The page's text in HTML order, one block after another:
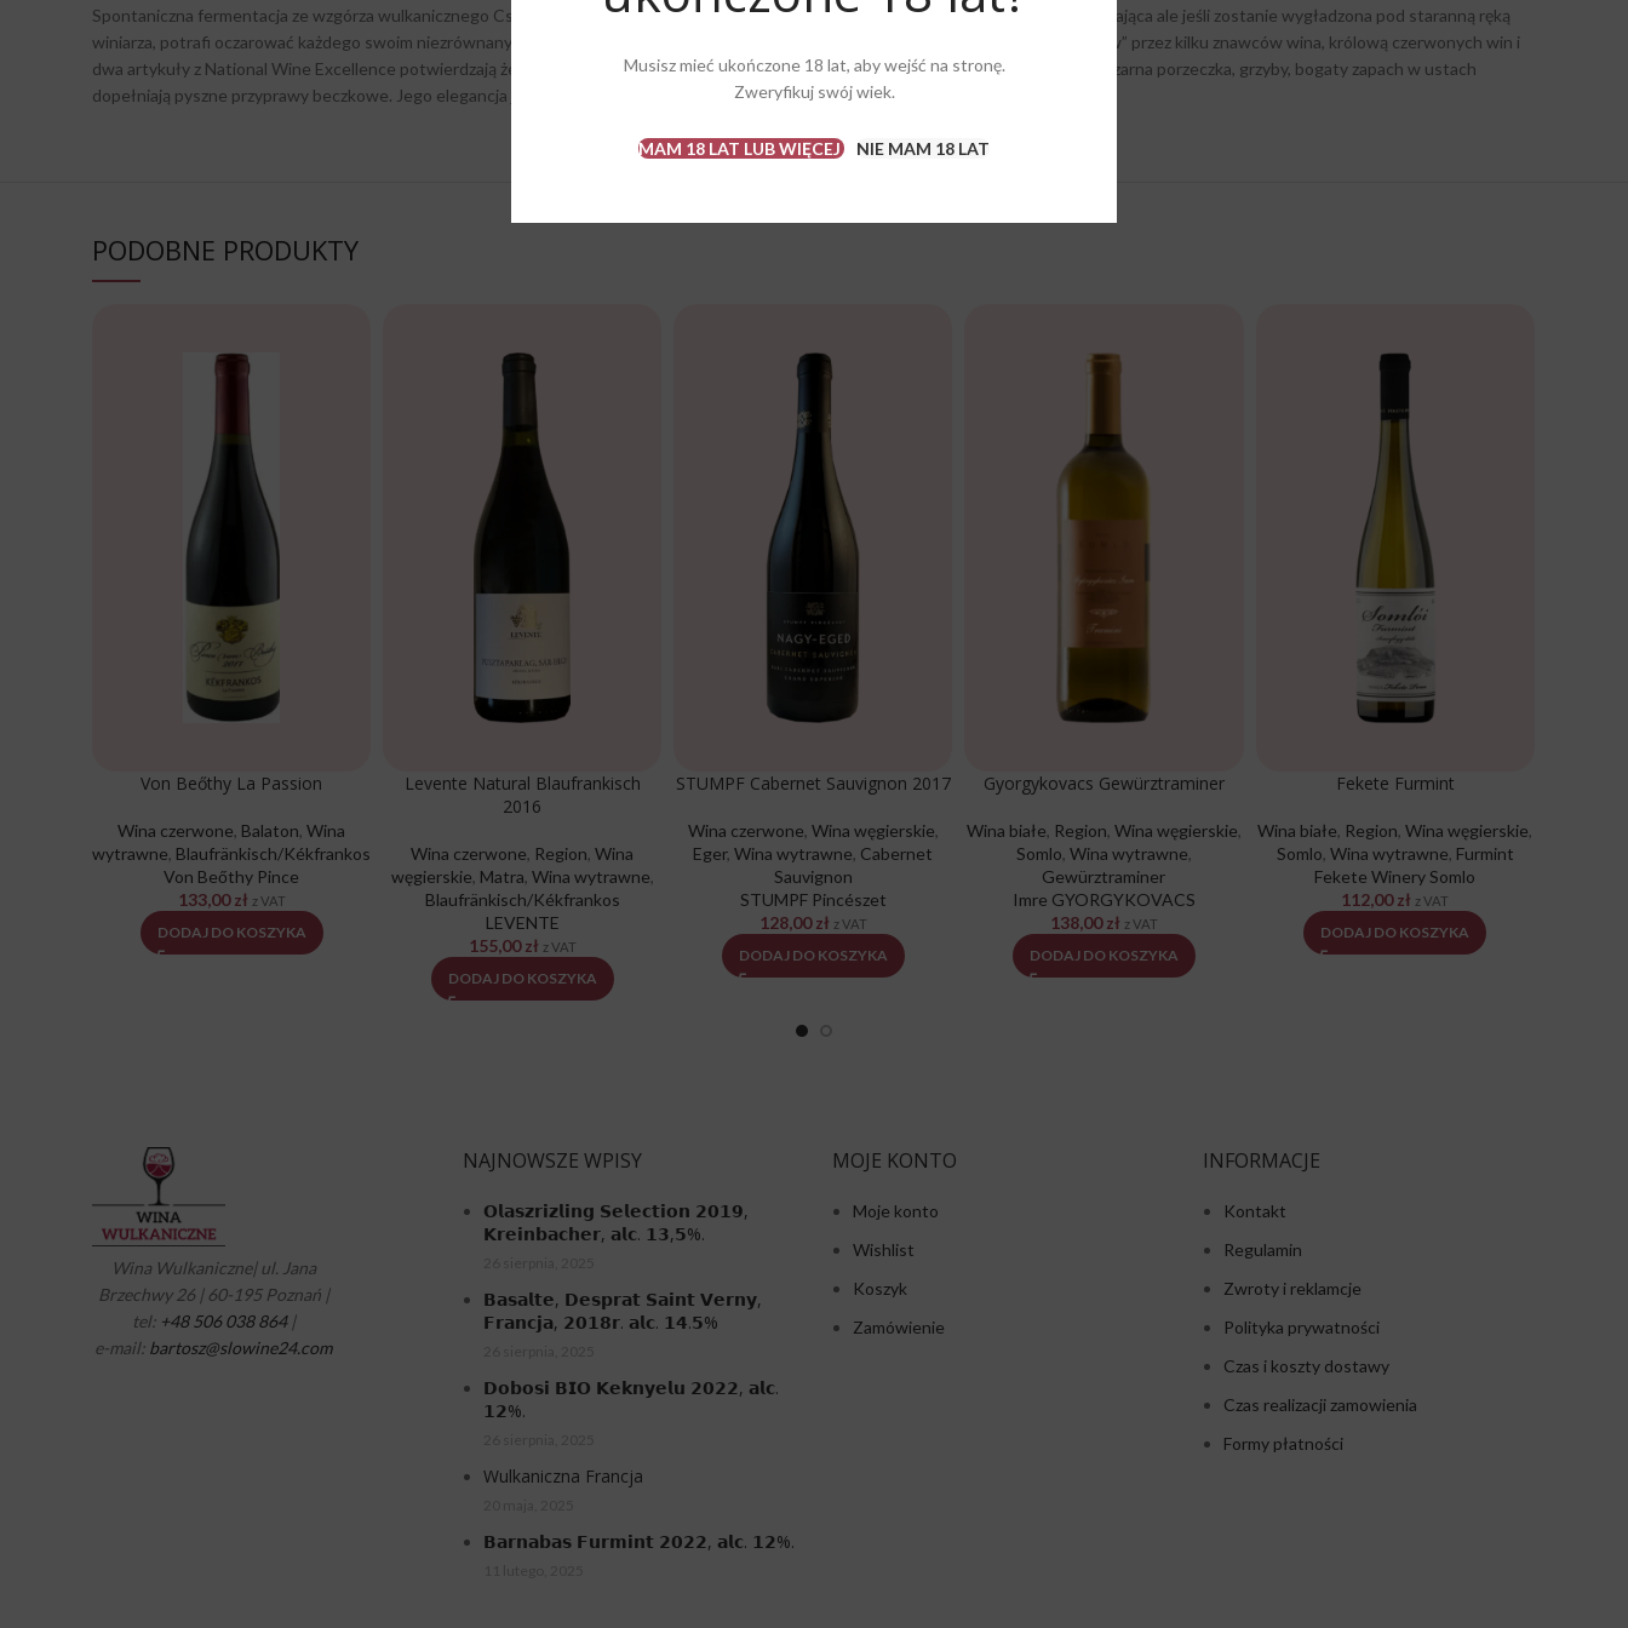
Musisz mieć ukończone 18 lat, aby wejść na stronę.
Zweryfikuj swój wiek.
MAM 18 LAT LUB WIĘCEJ NIE MAM 18 LAT
Spontaniczna fermentacja ze wzgórza wulkanicznego Csobánc. Myślę, że królowa czerwonych win Madame Pinot Noir, jest bardzo wymagająca ale jeśli zostanie wygładzona pod staranną ręką
winiarza, potrafi oczarować każdego swoim niezrównanym smakiem i aromatem. Zatytułowany również „Pinot Noir węgierskich pomysłów” przez kilku znawców wina, królową czerwonych win i
dwa artykuły z National Wine Excellence potwierdzają że jest to wino doskonałe. Ten pinot jest taki! Bogaty, elegancki i oszałamiający. Czarna porzeczka, grzyby, bogaty zapach w ustach
dopełniają pyszne przyprawy beczkowe. Jego elegancja jest niesamowita. Jest uważany za jeden z najlepszych węgierskich pinotów.
PODOBNE PRODUKTY
Von Beőthy La Passion
Wina czerwone, Balaton,Wina
wytrawne, Blaufränkisch/Kékfrankos
Von Beőthy Pince
133,00zł z VAT
DODAJ DO KOSZYKA
Levente Natural Blaufrankisch
2016
Wina czerwone, Region,Wina
węgierskie, Matra, Wina wytrawne,
Blaufränkisch/Kékfrankos
LEVENTE
155,00zł z VAT
DODAJ DO KOSZYKA
STUMPF Cabernet Sauvignon 2017
Wina czerwone, Wina węgierskie,
Eger,Wina wytrawne, Cabernet
Sauvignon
STUMPF Pincészet
128,00zł z VAT
DODAJ DO KOSZYKA
Gyorgykovacs Gewürztraminer
Wina białe, Region, Wina węgierskie,
Somlo, Wina wytrawne,
Gewürztraminer
Imre GYORGYKOVACS
138,00zł z VAT
DODAJ DO KOSZYKA
Fekete Furmint
Wina białe, Region,Wina węgierskie,
Somlo, Wina wytrawne, Furmint
Fekete Winery Somlo
112,00zł z VAT
DODAJ DO KOSZYKA
Wina Wulkaniczne| ul. Jana
Brzechwy 26 | 60-195 Poznań |
tel: +48 506 038 864|
e-mail: bartosz@slowine24.com
NAJNOWSZE WPISY
𝗢𝗹𝗮𝘀𝘇𝗿𝗶𝘇𝗹𝗶𝗻𝗴 𝗦𝗲𝗹𝗲𝗰𝘁𝗶𝗼𝗻 𝟮𝟬𝟭𝟵,
𝗞𝗿𝗲𝗶𝗻𝗯𝗮𝗰𝗵𝗲𝗿, 𝗮𝗹𝗰. 𝟭𝟯,𝟱%.
𝗕𝗮𝘀𝗮𝗹𝘁𝗲, 𝗗𝗲𝘀𝗽𝗿𝗮𝘁 𝗦𝗮𝗶𝗻𝘁 𝗩𝗲𝗿𝗻𝘆,
𝗙𝗿𝗮𝗻𝗰𝗷𝗮, 𝟮𝟬𝟭𝟴𝗿. 𝗮𝗹𝗰. 𝟭𝟰.𝟱%
𝗗𝗼𝗯𝗼𝘀𝗶 𝗕𝗜𝗢 𝗞𝗲𝗸𝗻𝘆𝗲𝗹𝘂 𝟮𝟬𝟮𝟮, 𝗮𝗹𝗰.
𝟭𝟮%.
Wulkaniczna Francja
𝗕𝗮𝗿𝗻𝗮𝗯𝗮𝘀 𝗙𝘂𝗿𝗺𝗶𝗻𝘁 𝟮𝟬𝟮𝟮, 𝗮𝗹𝗰. 𝟭𝟮%.
MOJE KONTO
Moje konto
Wishlist
Koszyk
Zamówienie
INFORMACJE
Kontakt
Regulamin
Zwroty i reklamcje
Polityka prywatności
Czas i koszty dostawy
Czas realizacji zamowienia
Formy płatności